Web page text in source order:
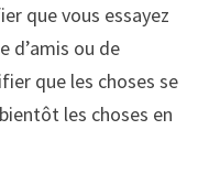
que vous essayez
d’amis ou de
que les choses se
les choses en